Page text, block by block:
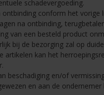
schadevergoeding.
ontbinding conform het
na ontbinding,
van een besteld product
bij de bezorging zal op
artikelen kan het
beschadiging en/of
en aan de